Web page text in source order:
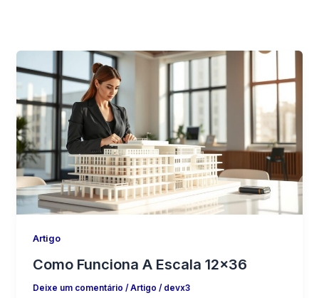
Artigo
Como Funciona A Escala 12×36
Deixe um comentário / Artigo / devx3